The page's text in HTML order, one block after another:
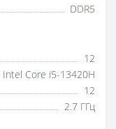
DDR5
12
Intel Core i5-13420H
12
2.7 ГГц